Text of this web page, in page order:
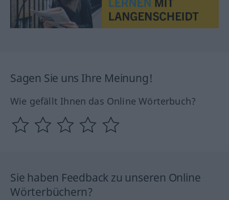
Sagen Sie uns Ihre Meinung!
Wie gefällt Ihnen das Online Wörterbuch?
Sie haben Feedback zu unseren Online
Wörterbüchern?